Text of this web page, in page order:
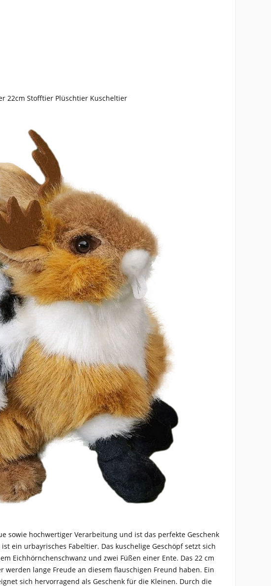
22cm Stofftier Plüschtier Kuscheltier
sowie hochwertiger Verarbeitung und ist das perfekte Geschenk
ein urbayrisches Fabeltier. Das kuschelige Geschöpf setzt sich
Eichhörnchenschwanz und zwei Füßen einer Ente. Das 22 cm
lange Freude an diesem flauschigen Freund haben. Ein
sich hervorragend als Geschenk für die Kleinen. Durch die